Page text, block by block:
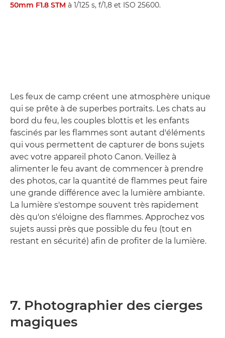
50mm F1.8 STM à 1/125 s, f/1,8 et ISO 25600.
Les feux de camp créent une atmosphère unique
qui se prête à de superbes portraits. Les chats au
bord du feu, les couples blottis et les enfants
fascinés par les flammes sont autant d'éléments
qui vous permettent de capturer de bons sujets
avec votre appareil photo Canon. Veillez à
alimenter le feu avant de commencer à prendre
des photos, car la quantité de flammes peut faire
une grande différence avec la lumière ambiante.
La lumière s'estompe souvent très rapidement
dès qu'on s'éloigne des flammes. Approchez vos
sujets aussi près que possible du feu (tout en
restant en sécurité) afin de profiter de la lumière.
7. Photographier des cierges
magiques